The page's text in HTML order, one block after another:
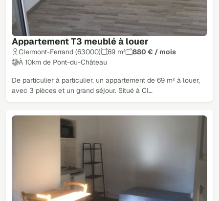
Appartement T3 meublé à louer
Clermont-Ferrand (63000) 69 m²
880 € / mois
À 10km de Pont-du-Château
De particulier à particulier, un appartement de 69 m² à louer,
avec 3 pièces et un grand séjour. Situé à Cl…